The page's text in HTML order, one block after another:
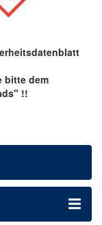
bitte dem
!!